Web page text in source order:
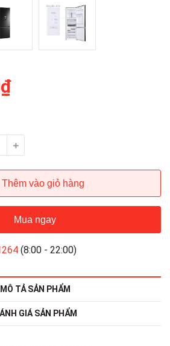
Thêm vào giỏ hàng
Mua ngay
(8:00 - 22:00)
MÔ TẢ SẢN PHẨM
GIÁ SẢN PHẨM